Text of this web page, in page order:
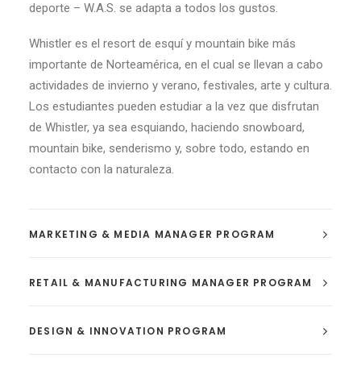
deporte – W.A.S. se adapta a todos los gustos.
Whistler es el resort de esquí y mountain bike más
importante de Norteamérica, en el cual se llevan a cabo
actividades de invierno y verano, festivales, arte y cultura.
Los estudiantes pueden estudiar a la vez que disfrutan
de Whistler, ya sea esquiando, haciendo snowboard,
mountain bike, senderismo y, sobre todo, estando en
contacto con la naturaleza.
MARKETING & MEDIA MANAGER PROGRAM
RETAIL & MANUFACTURING MANAGER PROGRAM
DESIGN & INNOVATION PROGRAM